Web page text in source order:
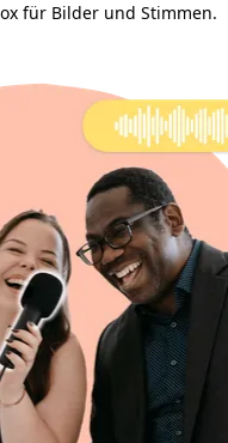
für Bilder und Stimmen.